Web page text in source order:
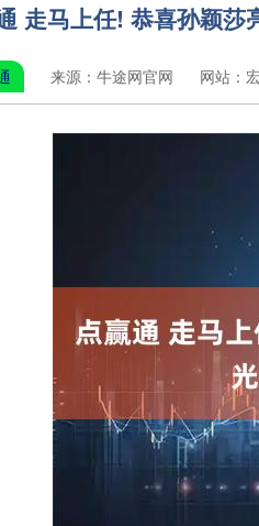
走马上任! 恭喜孙颖
来源：牛途网官网 网站：